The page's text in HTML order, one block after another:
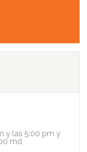
y las 5:00 pm y
md